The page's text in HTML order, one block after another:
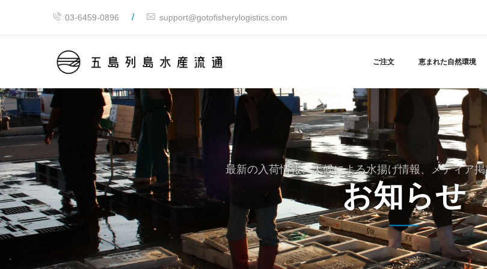
03-6459-0896 / support@gotofisherylogistics.com
ご注文 恵まれた自然環境
最新の入荷情報、天候による水揚げ情報、メディア
お知らせ